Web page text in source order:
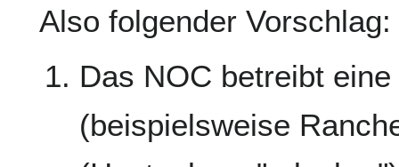
Also folgender Vorschlag:
Das NOC betreibt
(beispielsweise